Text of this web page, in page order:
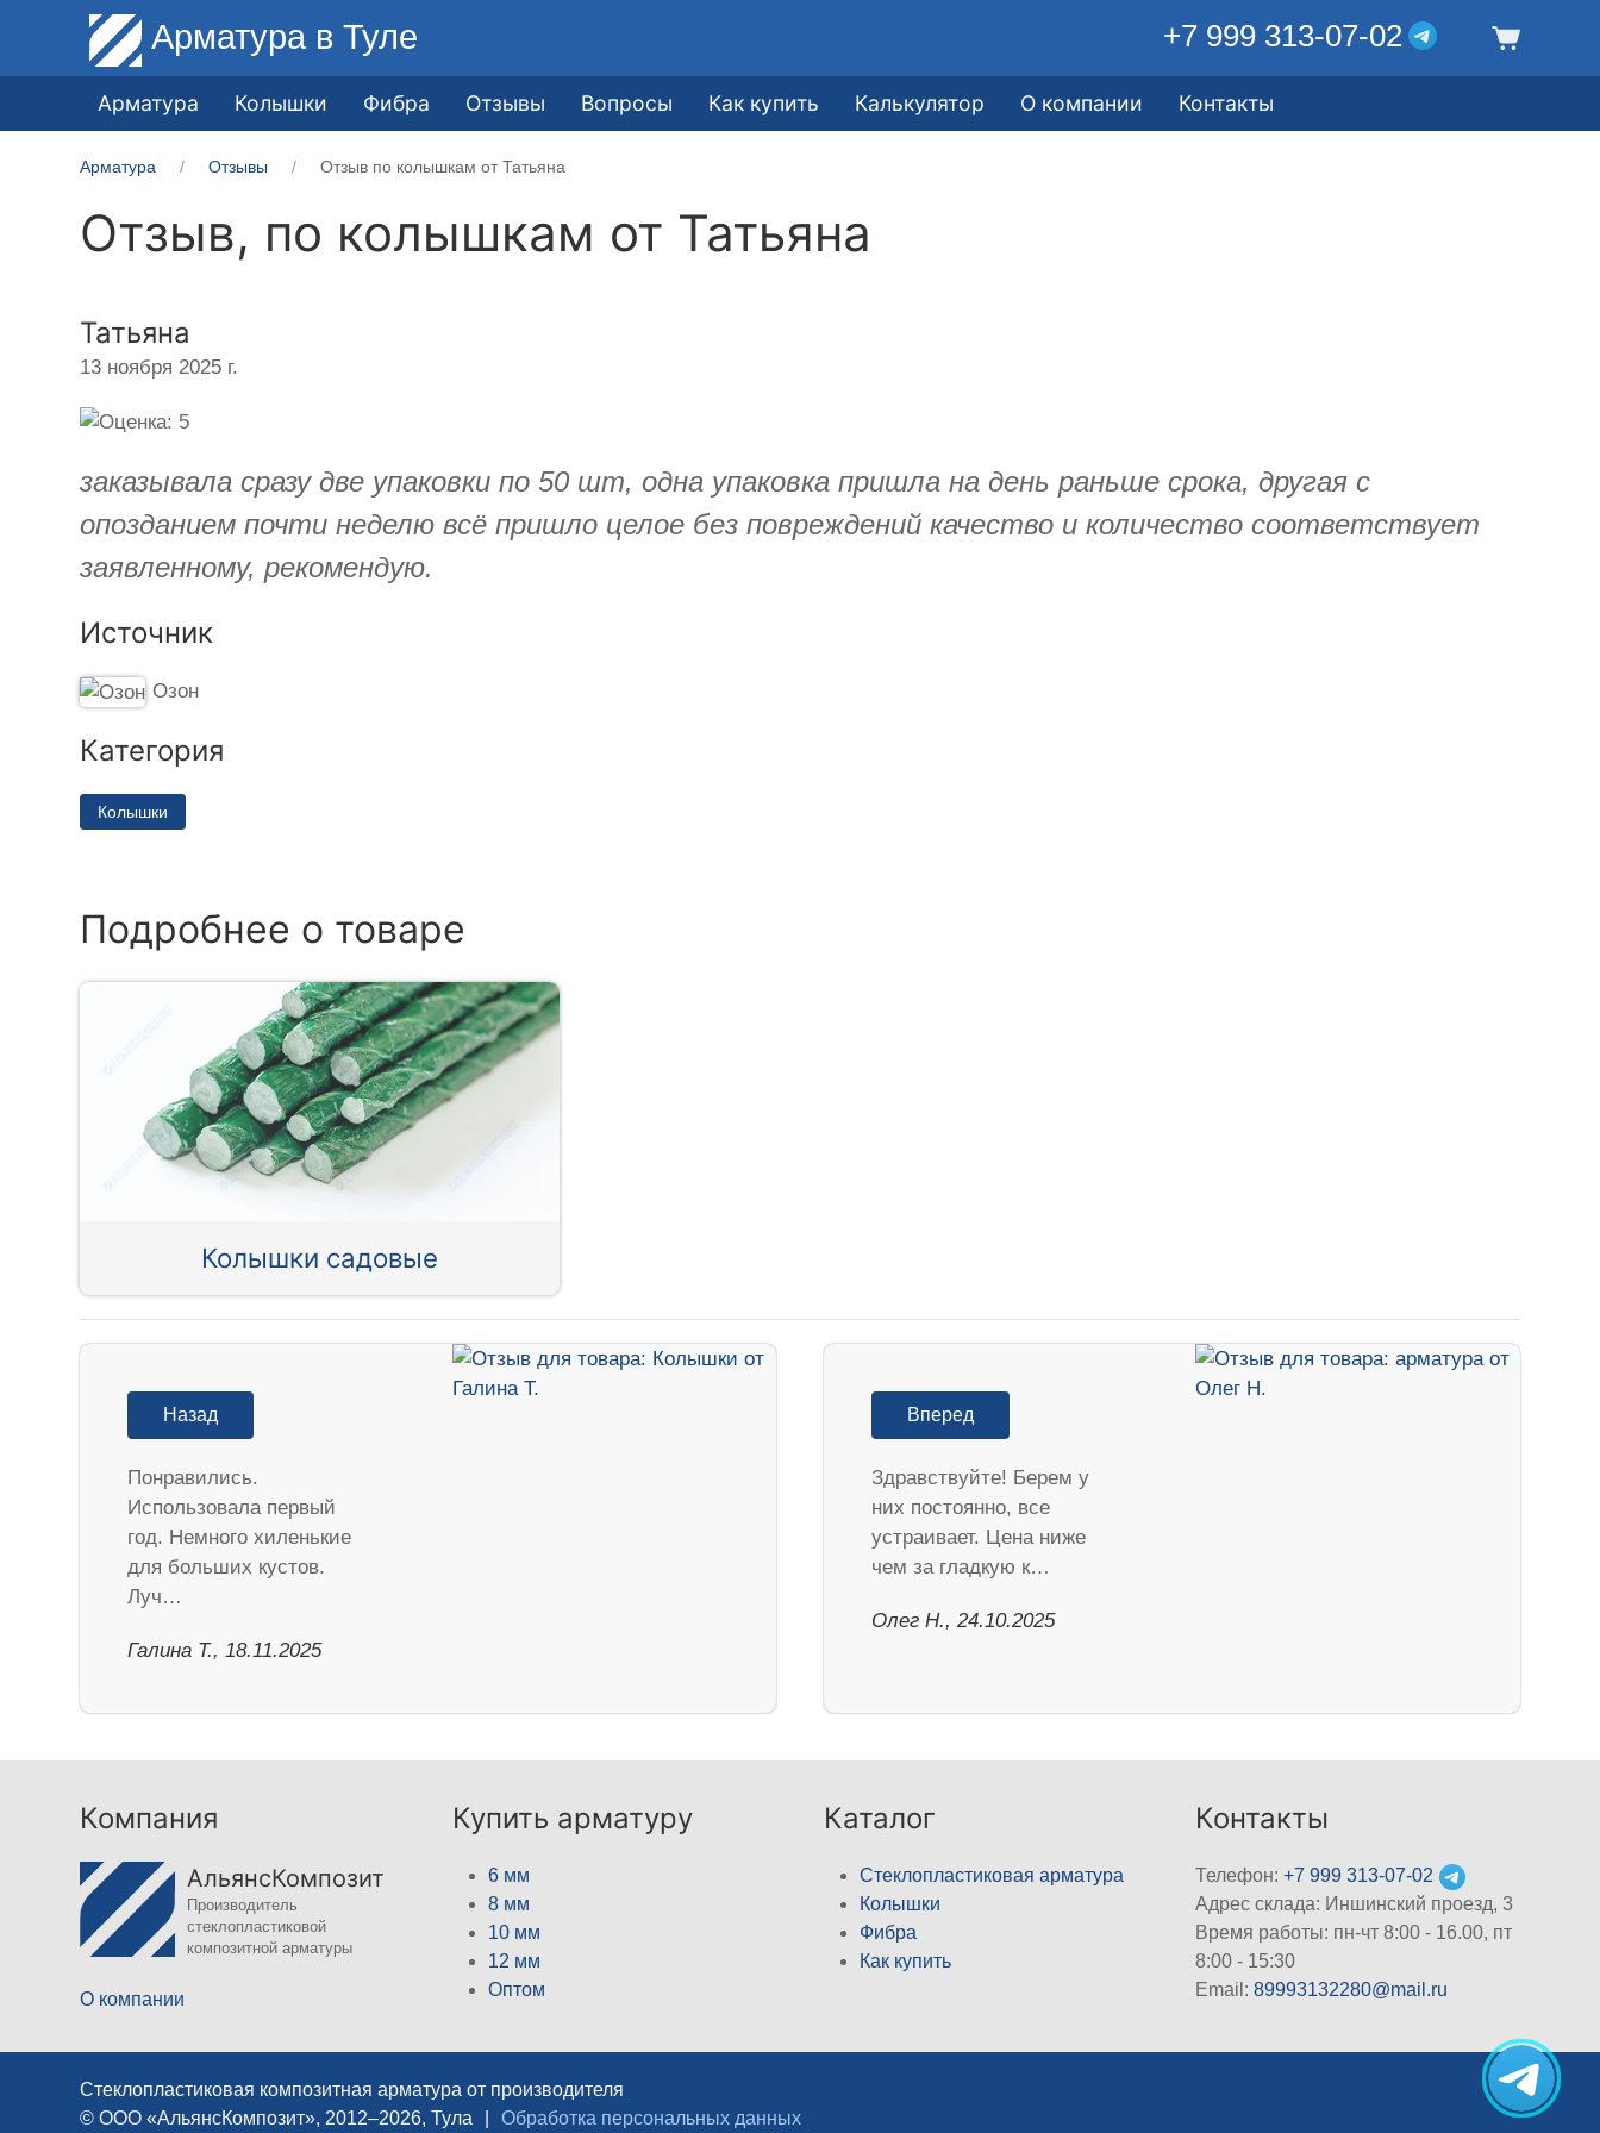
Арматура в Туле +7 999 313-07-02
Арматура Колышки Фибра Отзывы Вопросы Как купить Калькулятор О компании Контакты
Арматура Отзывы Отзыв по колышкам от Татьяна
Отзыв, по колышкам от Татьяна
Татьяна
13 ноября 2025 г.
заказывала сразу две упаковки по 50 шт, одна упаковка пришла на день раньше срока, другая с
опозданием почти неделю всё пришло целое без повреждений качество и количество соответствует
заявленному, рекомендую.
Источник
Озон
Категория
Колышки
Подробнее о товаре
Колышки садовые
Назад
Понравились.
Использовала первый
год. Немного хиленькие
для больших кустов.
Луч…
Галина Т., 18.11.2025
Вперед
Здравствуйте! Берем у
них постоянно, все
устраивает. Цена ниже
чем за гладкую к…
Олег Н., 24.10.2025
Компания
АльянсКомпозит
Производитель
стеклопластиковой
композитной арматуры
О компании
Купить арматуру
6 мм
8 мм
10 мм
12 мм
Оптом
Каталог
Стеклопластиковая арматура
Колышки
Фибра
Как купить
Контакты
Телефон:+7 999 313-07-02
Адрес склада: Иншинский проезд, 3
Время работы: пн-чт 8:00 - 16.00, пт
8:00 - 15:30
Email:89993132280@mail.ru
Стеклопластиковая композитная арматура от производителя
© ООО «АльянсКомпозит», 2012–2026, Тула
Обработка персональных данных